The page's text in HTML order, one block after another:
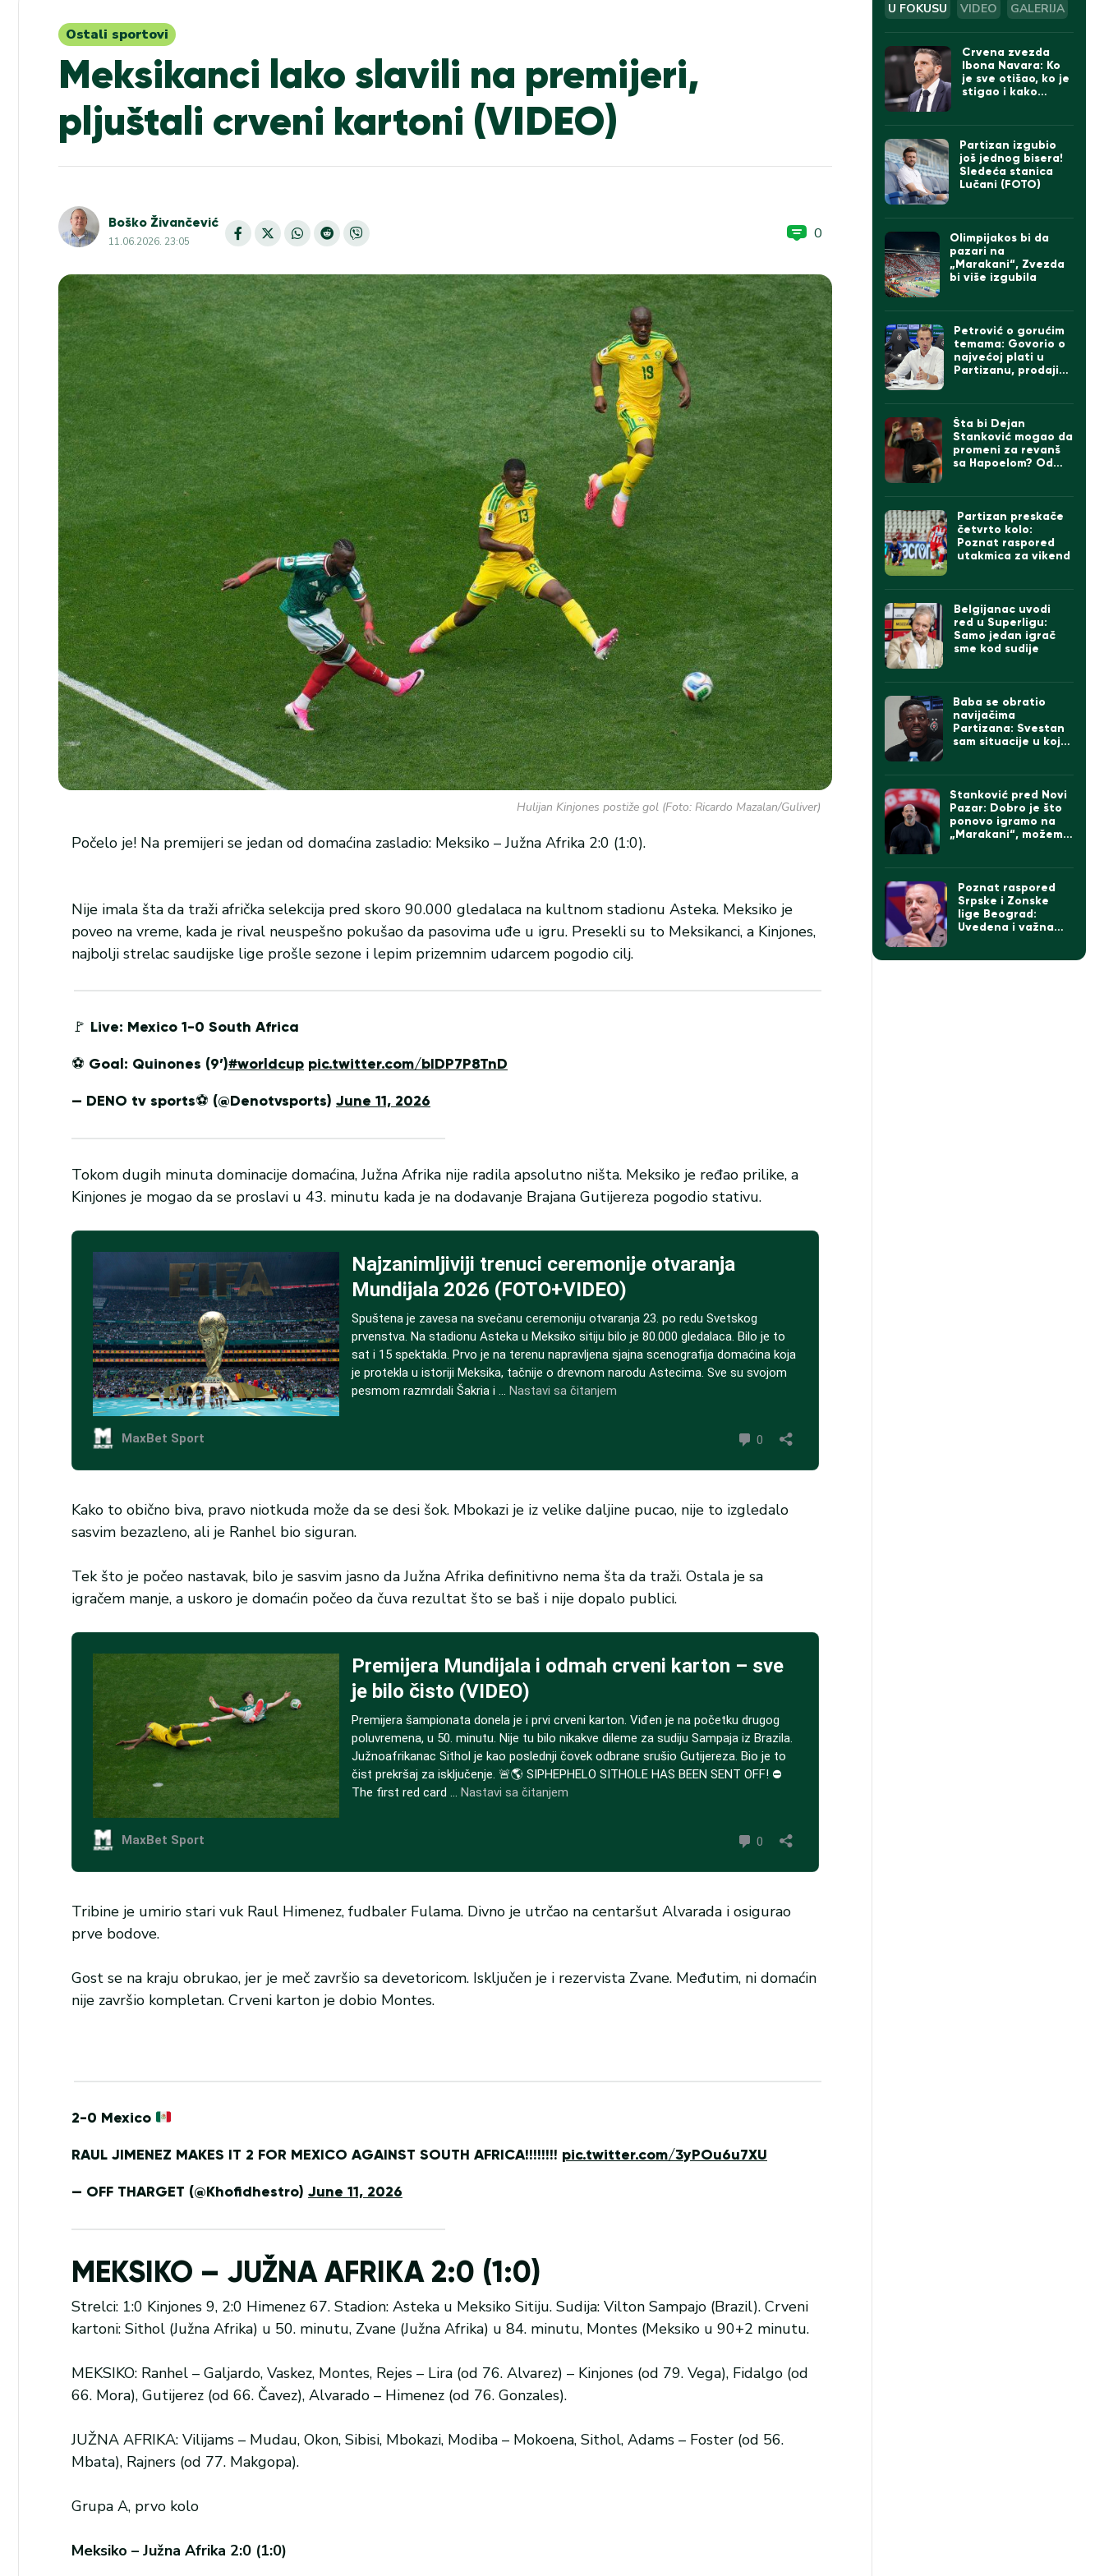
Ostali sportovi
Meksikanci lako slavili na premijeri,
pljuštali crveni kartoni (VIDEO)
Boško Živančević
11.06.2026. 23:05 0
Hulijan Kinjones postiže gol (Foto: Ricardo Mazalan/Guliver)
Počelo je! Na premijeri se jedan od domaćina zasladio: Meksiko – Južna Afrika 2:0 (1:0).
Nije imala šta da traži afrička selekcija pred skoro 90.000 gledalaca na kultnom stadionu Asteka. Meksiko je
poveo na vreme, kada je rival neuspešno pokušao da pasovima uđe u igru. Presekli su to Meksikanci, a Kinjones,
najbolji strelac saudijske lige prošle sezone i lepim prizemnim udarcem pogodio cilj.
🚩 Live: Mexico 1-0 South Africa
⚽️ Goal: Quinones (9’)#worldcup pic.twitter.com/bIDP7P8TnD
— DENO tv sports⚽ (@Denotvsports) June 11, 2026
Tokom dugih minuta dominacije domaćina, Južna Afrika nije radila apsolutno ništa. Meksiko je ređao prilike, a
Kinjones je mogao da se proslavi u 43. minutu kada je na dodavanje Brajana Gutijereza pogodio stativu.
Kako to obično biva, pravo niotkuda može da se desi šok. Mbokazi je iz velike daljine pucao, nije to izgledalo
sasvim bezazleno, ali je Ranhel bio siguran.
Tek što je počeo nastavak, bilo je sasvim jasno da Južna Afrika definitivno nema šta da traži. Ostala je sa
igračem manje, a uskoro je domaćin počeo da čuva rezultat što se baš i nije dopalo publici.
Tribine je umirio stari vuk Raul Himenez, fudbaler Fulama. Divno je utrčao na centaršut Alvarada i osigurao
prve bodove.
Gost se na kraju obrukao, jer je meč završio sa devetoricom. Isključen je i rezervista Zvane. Međutim, ni domaćin
nije završio kompletan. Crveni karton je dobio Montes.
2-0 Mexico
RAUL JIMENEZ MAKES IT 2 FOR MEXICO AGAINST SOUTH AFRICA!!!!!!!! pic.twitter.com/3yPOu6u7XU
— OFF THARGET (@Khofidhestro) June 11, 2026
MEKSIKO – JUŽNA AFRIKA 2:0 (1:0)
Strelci: 1:0 Kinjones 9, 2:0 Himenez 67. Stadion: Asteka u Meksiko Sitiju. Sudija: Vilton Sampajo (Brazil). Crveni
kartoni: Sithol (Južna Afrika) u 50. minutu, Zvane (Južna Afrika) u 84. minutu, Montes (Meksiko u 90+2 minutu.
MEKSIKO: Ranhel – Galjardo, Vaskez, Montes, Rejes – Lira (od 76. Alvarez) – Kinjones (od 79. Vega), Fidalgo (od
66. Mora), Gutijerez (od 66. Čavez), Alvarado – Himenez (od 76. Gonzales).
JUŽNA AFRIKA: Vilijams – Mudau, Okon, Sibisi, Mbokazi, Modiba – Mokoena, Sithol, Adams – Foster (od 56.
Mbata), Rajners (od 77. Makgopa).
Grupa A, prvo kolo
Meksiko – Južna Afrika 2:0 (1:0)
U FOKUSU VIDEO GALERIJA
Crvena zvezda
Ibona Navara: Ko
je sve otišao, ko je
stigao i kako
Partizan izgubio
još jednog bisera!
Sledeća stanica
Lučani (FOTO)
Olimpijakos bi da
pazari na
„Marakani“, Zvezda
bi više izgubila
Petrović o gorućim
temama: Govorio o
najvećoj plati u
Partizanu, prodaji
Šta bi Dejan
Stanković mogao da
promeni za revanš
sa Hapoelom? Od
Partizan preskače
četvrto kolo:
Poznat raspored
utakmica za vikend
Belgijanac uvodi
red u Superligu:
Samo jedan igrač
sme kod sudije
Baba se obratio
navijačima
Partizana: Svestan
sam situacije u kojoj
Stanković pred Novi
Pazar: Dobro je što
ponovo igramo na
„Marakani“, možemo
konkurente
Poznat raspored
Srpske i Zonske
lige Beograd:
Uvedena i važna